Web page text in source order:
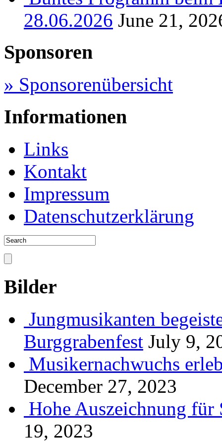
28.06.2026 June 21,
Sponsoren
» Sponsorenübersicht
Informationen
Links
Kontakt
Impressum
Datenschutzerklärung
Bilder
Jungmusikanten
Burggrabenfest July 9,
Musikernachwuchs
December 27, 2023
Hohe Auszeichnung für
19, 2023